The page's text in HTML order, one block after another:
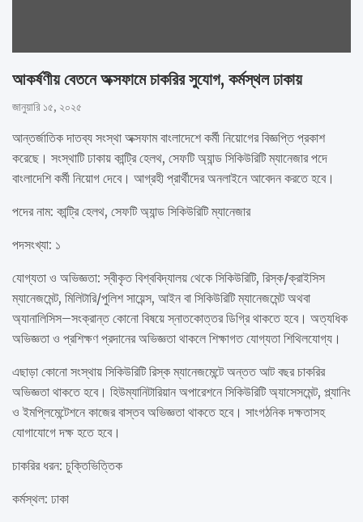
আকর্ষণীয় বেতনে অক্সফামে চাকরির সুযোগ, কর্মস্থল ঢাকায়
জানুয়ারি ১৫, ২০২৫
আন্তর্জাতিক দাতব্য সংস্থা অক্সফাম বাংলাদেশে কর্মী নিয়োগের বিজ্ঞপ্তি প্রকাশ
করেছে। সংস্থাটি ঢাকায় কান্ট্রি হেলথ, সেফটি অ্যান্ড সিকিউরিটি ম্যানেজার পদে
বাংলাদেশি কর্মী নিয়োগ দেবে। আগ্রহী প্রার্থীদের অনলাইনে আবেদন করতে হবে।
পদের নাম: কান্ট্রি হেলথ, সেফটি অ্যান্ড সিকিউরিটি ম্যানেজার
পদসংখ্যা: ১
যোগ্যতা ও অভিজ্ঞতা: স্বীকৃত বিশ্ববিদ্যালয় থেকে সিকিউরিটি, রিস্ক/ক্রাইসিস
ম্যানেজমেন্ট, মিলিটারি/পুলিশ সায়েন্স, আইন বা সিকিউরিটি ম্যানেজমেন্ট অথবা
অ্যানালিসিস–সংক্রান্ত কোনো বিষয়ে স্নাতকোত্তর ডিগ্রি থাকতে হবে। অত্যধিক
অভিজ্ঞতা ও প্রশিক্ষণ প্রদানের অভিজ্ঞতা থাকলে শিক্ষাগত যোগ্যতা শিথিলযোগ্য।
এছাড়া কোনো সংস্থায় সিকিউরিটি রিস্ক ম্যানেজমেন্টে অন্তত আট বছর চাকরির
অভিজ্ঞতা থাকতে হবে। হিউম্যানিটারিয়ান অপারেশনে সিকিউরিটি অ্যাসেসমেন্ট, প্ল্যানিং
ও ইমপ্লিমেন্টেশনে কাজের বাস্তব অভিজ্ঞতা থাকতে হবে। সাংগঠনিক দক্ষতাসহ
যোগাযোগে দক্ষ হতে হবে।
চাকরির ধরন: চুক্তিভিত্তিক
কর্মস্থল: ঢাকা